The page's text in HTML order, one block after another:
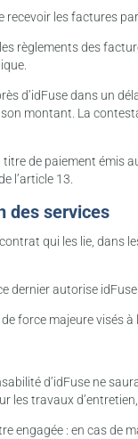
recevoir les factures
règlements des
d’idFuse dans un
montant. La
de paiement émis
l’article 13.
des services
qui les lie, dans
dernier autorise
force majeure visés
d’idFuse ne
les travaux
engagée : en cas de